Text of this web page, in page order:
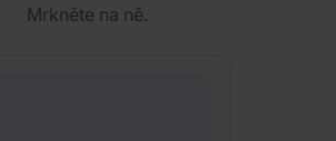
Mrkněte na ně.